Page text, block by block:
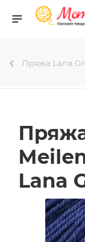
Пряжа Lana
Lana